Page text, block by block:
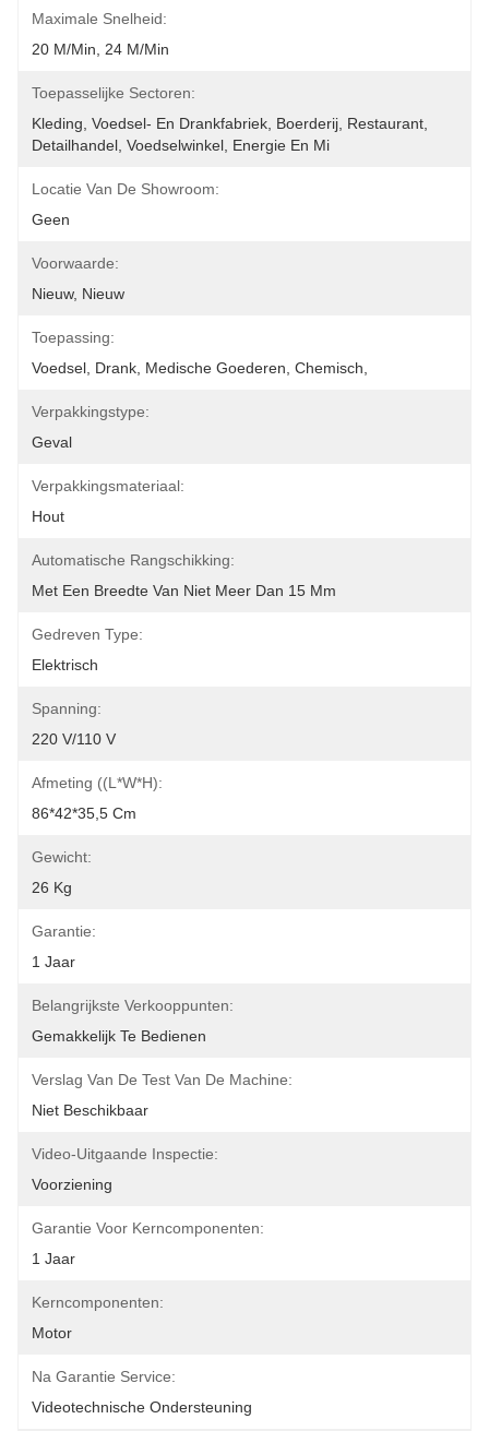
Maximale Snelheid:
20 M/min, 24 M/min
Toepasselijke Sectoren:
Kleding, Voedsel- En Drankfabriek, Boerderij, Restaurant,
Detailhandel, Voedselwinkel, Energie En Mi
Locatie Van De Showroom:
Geen
Voorwaarde:
Nieuw, Nieuw
Toepassing:
Voedsel, Drank, Medische Goederen, Chemisch,
Verpakkingstype:
Geval
Verpakkingsmateriaal:
Hout
Automatische Rangschikking:
Met Een Breedte Van Niet Meer Dan 15 Mm
Gedreven Type:
Elektrisch
Spanning:
220 V/110 V
Afmeting ((L*W*H):
86*42*35,5 Cm
Gewicht:
26 Kg
Garantie:
1 Jaar
Belangrijkste Verkooppunten:
Gemakkelijk Te Bedienen
Verslag Van De Test Van De Machine:
Niet Beschikbaar
Video-Uitgaande Inspectie:
Voorziening
Garantie Voor Kerncomponenten:
1 Jaar
Kerncomponenten:
Motor
Na Garantie Service:
Videotechnische Ondersteuning